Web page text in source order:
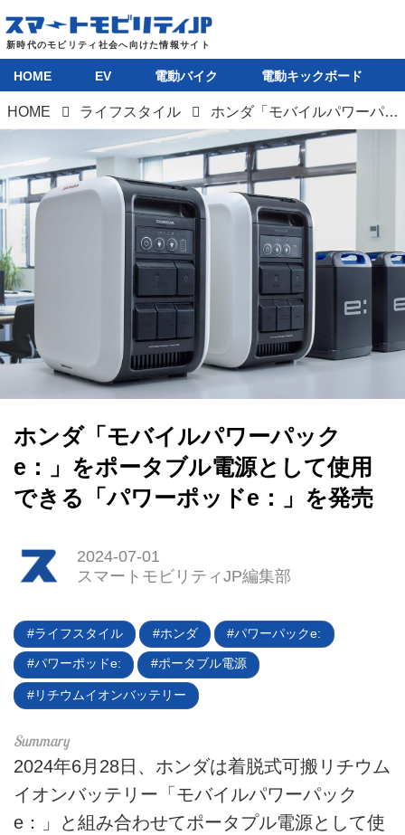
HOME
EV
電動バイク
ライフスタイル
テクノロジー
HOME EV 電動バイク 電動キックボード
HOME ライフスタイル ホンダ「モバイルパワーパックe：」をポータブル電源として使用できる「パワーポッドe：」を発売
ホンダ「モバイルパワーパック
e：」をポータブル電源として使用
できる「パワーポッドe：」を発売
2024-07-01
スマートモビリティJP編集部
ライフスタイル ホンダ パワーパックe:
パワーポッドe: ポータブル電源
リチウムイオンバッテリー
2024年6月28日、ホンダは着脱式可搬リチウム
イオンバッテリー「モバイルパワーパック
e：」と組み合わせてポータプル電源として使